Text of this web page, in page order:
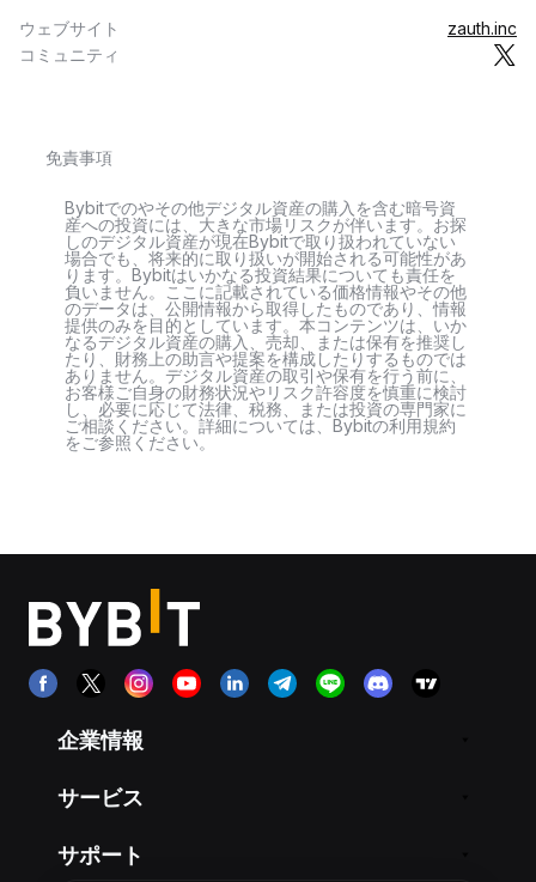
ウェブサイト
zauth.inc
コミュニティ
免責事項
Bybitでのやその他デジタル資産の購入を含む暗号資
産への投資には、大きな市場リスクが伴います。お探
しのデジタル資産が現在Bybitで取り扱われていない
場合でも、将来的に取り扱いが開始される可能性があ
ります。Bybitはいかなる投資結果についても責任を
負いません。ここに記載されている価格情報やその他
のデータは、公開情報から取得したものであり、情報
提供のみを目的としています。本コンテンツは、いか
なるデジタル資産の購入、売却、または保有を推奨し
たり、財務上の助言や提案を構成したりするものでは
ありません。デジタル資産の取引や保有を行う前に、
お客様ご自身の財務状況やリスク許容度を慎重に検討
し、必要に応じて法律、税務、または投資の専門家に
ご相談ください。詳細については、Bybitの利用規約
をご参照ください。
企業情報
サービス
サポート